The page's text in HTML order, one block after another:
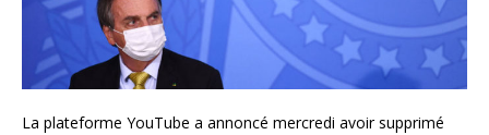
La plateforme YouTube a annoncé mercredi avoir supprimé